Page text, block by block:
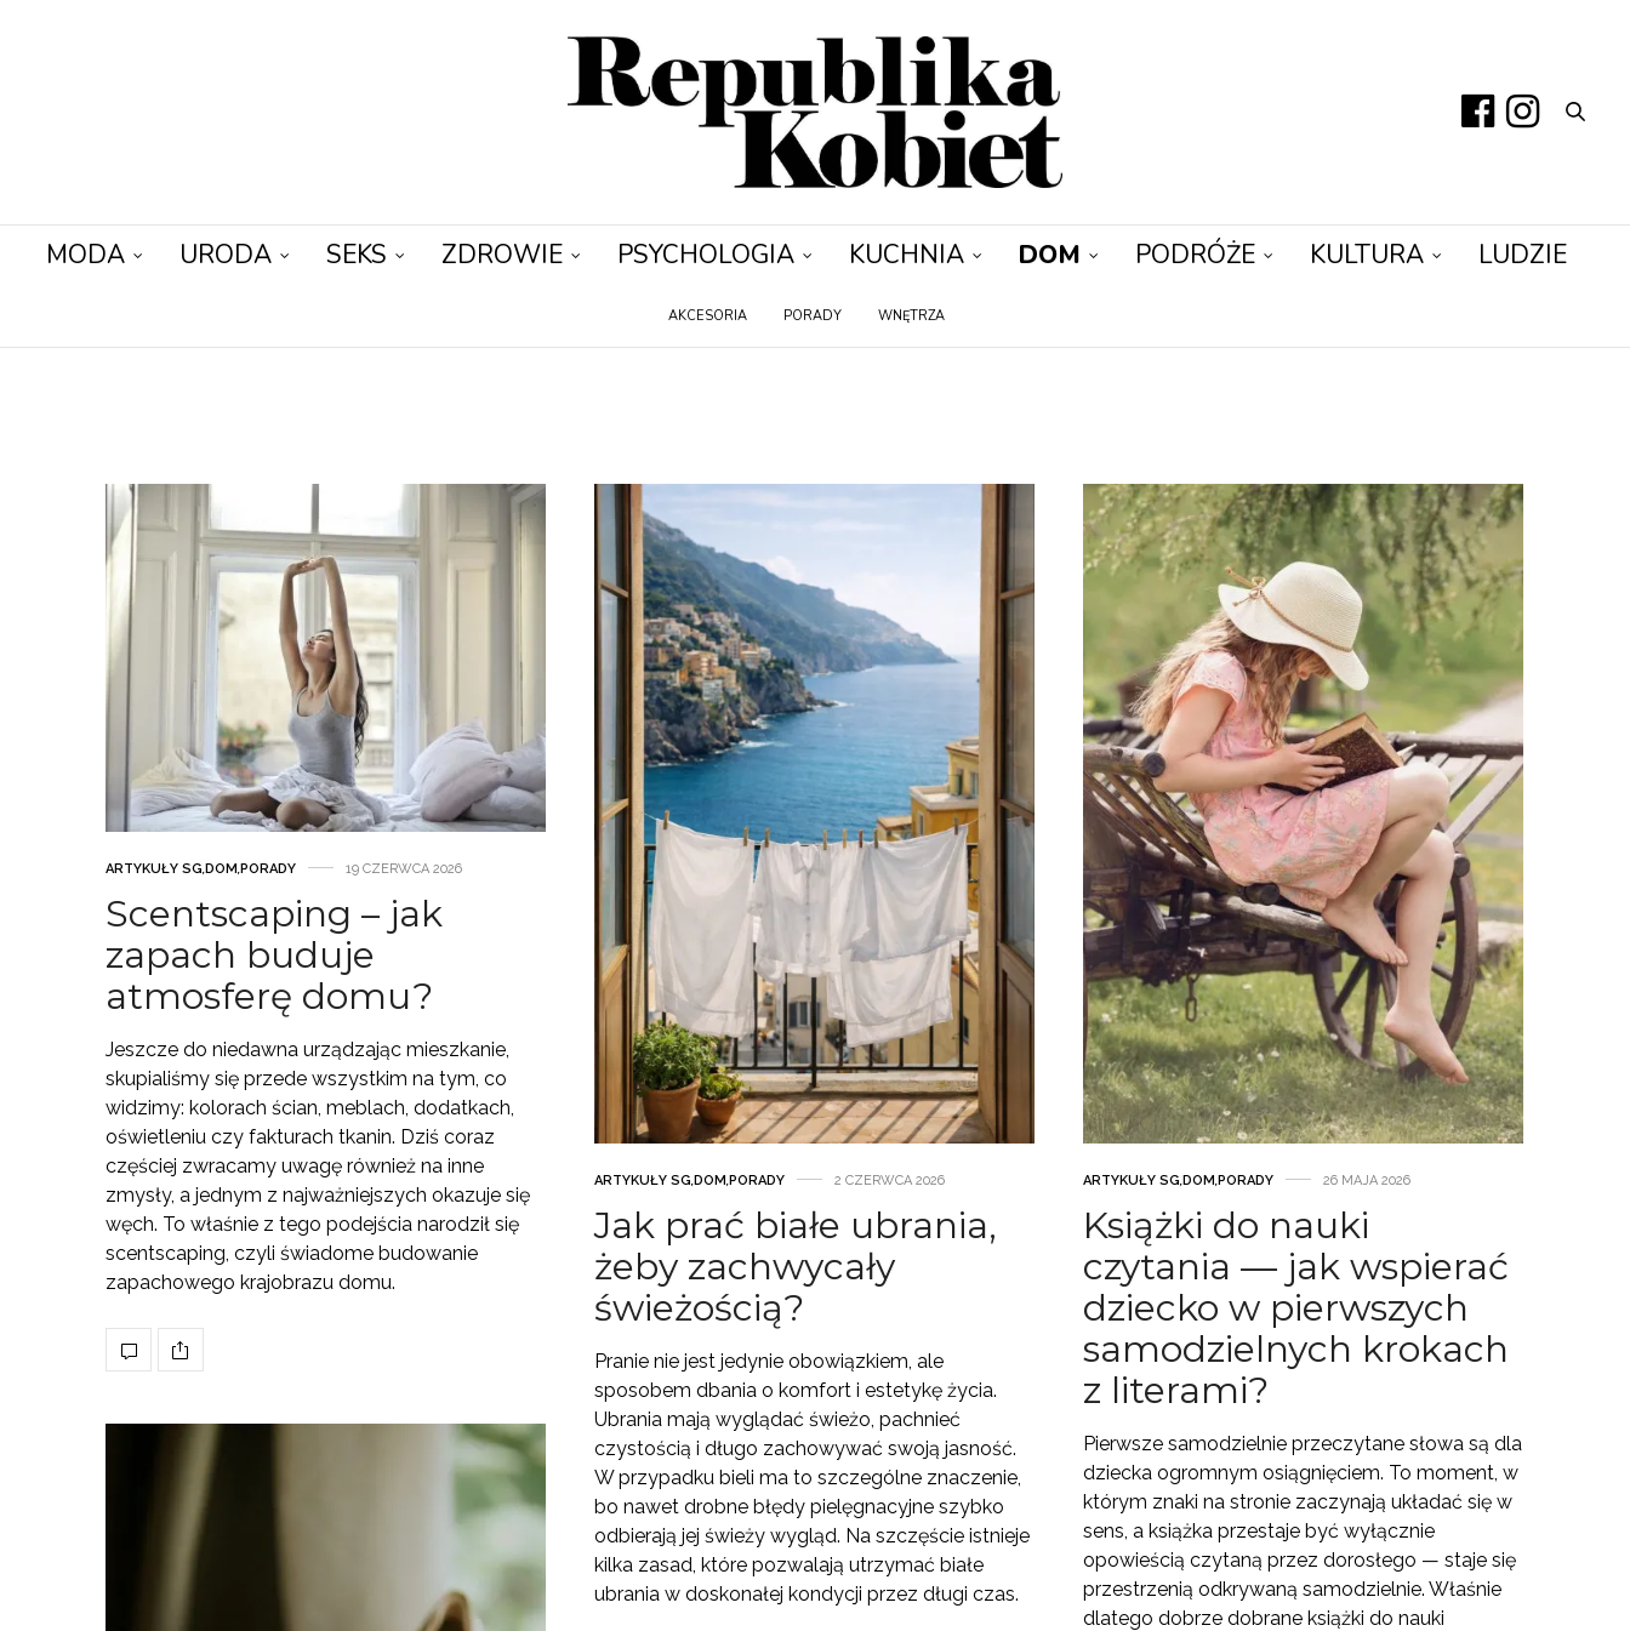
MODA URODA SEKS ZDROWIE PSYCHOLOGIA KUCHNIA DOM PODRÓŻE KULTURA LUDZIE
AKCESORIA PORADY WNĘTRZA
ARTYKUŁY SG,DOM,PORADY 19 CZERWCA 2026
Scentscaping – jak
zapach buduje
atmosferę domu?
Jeszcze do niedawna urządzając mieszkanie,
skupialiśmy się przede wszystkim na tym, co
widzimy: kolorach ścian, meblach, dodatkach,
oświetleniu czy fakturach tkanin. Dziś coraz
częściej zwracamy uwagę również na inne
zmysły, a jednym z najważniejszych okazuje się
węch. To właśnie z tego podejścia narodził się
scentscaping, czyli świadome budowanie
zapachowego krajobrazu domu.
ARTYKUŁY SG,DOM,PORADY 2 CZERWCA 2026
Jak prać białe ubrania,
żeby zachwycały
świeżością?
Pranie nie jest jedynie obowiązkiem, ale
sposobem dbania o komfort i estetykę życia.
Ubrania mają wyglądać świeżo, pachnieć
czystością i długo zachowywać swoją jasność.
W przypadku bieli ma to szczególne znaczenie,
bo nawet drobne błędy pielęgnacyjne szybko
odbierają jej świeży wygląd. Na szczęście istnieje
kilka zasad, które pozwalają utrzymać białe
ubrania w doskonałej kondycji przez długi czas.
ARTYKUŁY SG,DOM,PORADY 26 MAJA 2026
Książki do nauki
czytania — jak wspierać
dziecko w pierwszych
samodzielnych krokach
z literami?
Pierwsze samodzielnie przeczytane słowa są dla
dziecka ogromnym osiągnięciem. To moment, w
którym znaki na stronie zaczynają układać się w
sens, a książka przestaje być wyłącznie
opowieścią czytaną przez dorosłego — staje się
przestrzenią odkrywaną samodzielnie. Właśnie
dlatego dobrze dobrane książki do nauki